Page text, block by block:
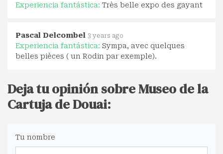
Experiencia fantástica: Très belle expo des gayant
Pascal Delcombel 3 years ago
Experiencia fantástica: Sympa, avec quelques
belles pièces ( un Rodin par exemple).
Deja tu opinión sobre Museo de la
Cartuja de Douai:
Tu nombre